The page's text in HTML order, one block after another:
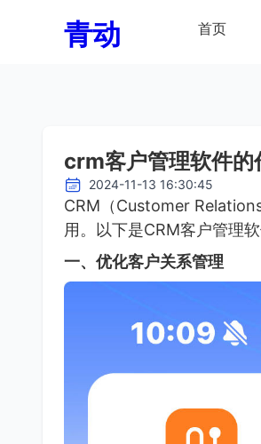
青动 首页
crm客户管理软件的
2024-11-13 16:30:45
CRM（Customer
用。以下是CRM客户管理
一、优化客户关系管理